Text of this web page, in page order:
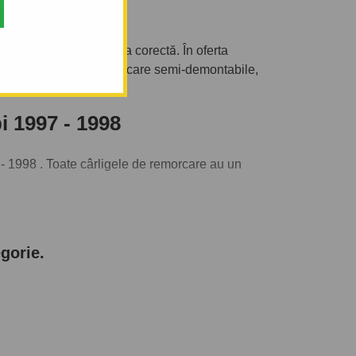
- 1998
ai intrat în categoria corectă. În oferta
între cârlige de remorcare semi-demontabile,
- 1998
. Toate cârligele de remorcare au un
De asemenea puteți alege și